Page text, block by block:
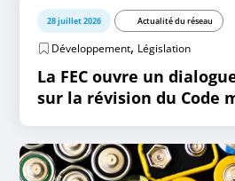
28 juillet 2026 Actualité du réseau
Développement, Législation
La FEC ouvre un
sur la révision du Code